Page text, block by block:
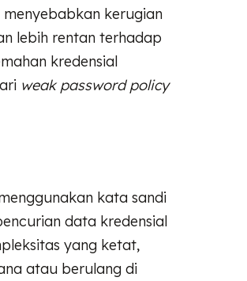
kerugian
lebih rentan terhadap
kredensial
weak password policy
kata sandi
data kredensial
yang ketat,
atau berulang di